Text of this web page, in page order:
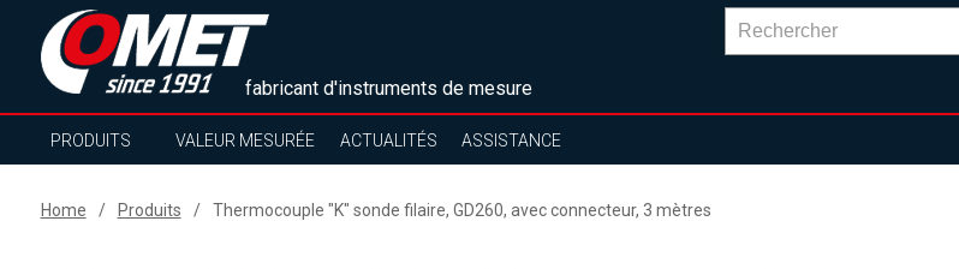
fabricant d'instruments de mesure
PRODUITS VALEUR MESURÉE ACTUALITÉS ASSISTANCE
Home Produits Thermocouple "K" sonde filaire, GD260, avec connecteur, 3 mètres